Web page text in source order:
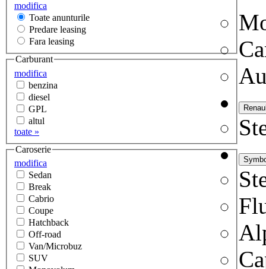
modifica
Toate anunturile
Predare leasing
Fara leasing
modifica
Carburant
benzina
diesel
GPL
altul
toate »
modifica
Caroserie
Sedan
Break
Cabrio
Coupe
Hatchback
Off-road
Van/Microbuz
SUV